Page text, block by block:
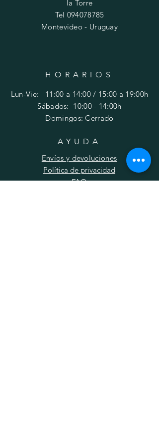
la Torre
Tel 094078785
Montevideo - Uruguay
HORARIOS
Lun-Vie: 11:00 a 14:00 / 15:00 a 19:00h
​​Sábados: 10:00 - 14:00h
Domingos: Cerrado
AYUDA
Envíos y devoluciones
Política de privacidad
FAQ